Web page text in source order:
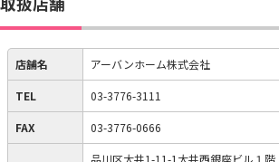
店舗名 アーバンホーム株式会社
TEL 03-3776-3111
FAX 03-3776-0666